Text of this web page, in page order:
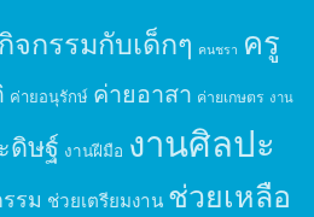
กิจกรรมกับเด็กๆ คนชรา ครู
ค่ายอนุรักษ์ ค่ายอาสา ค่ายเกษตร งาน
ดิษฐ์ งานฝีมือ งานศิลปะ
รม ช่วยเตรียมงาน ช่วยเหลือ